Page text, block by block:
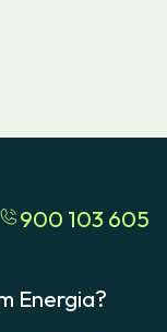
900 103 605
Energia?